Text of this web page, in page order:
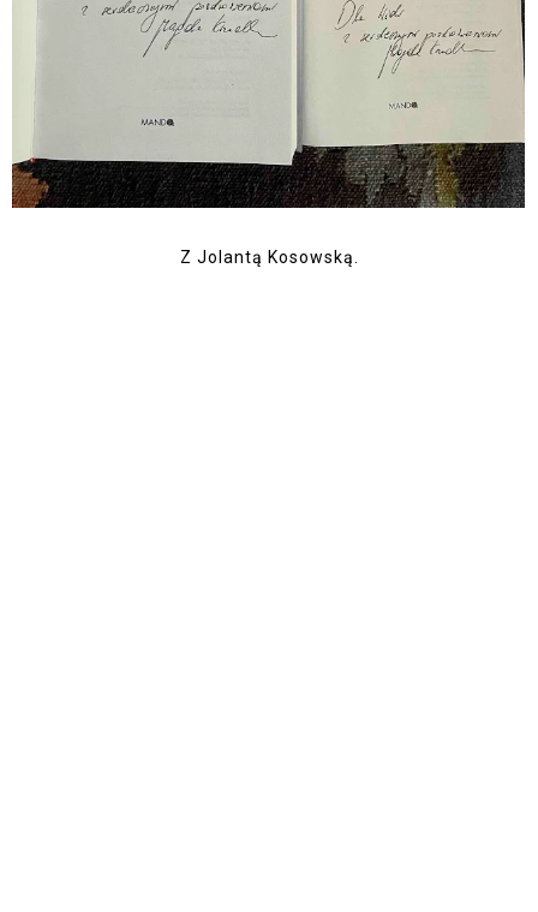
Z Jolantą Kosowską.